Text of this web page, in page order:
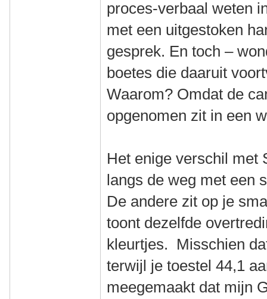
proces-verbaal weten
met een uitgestoken
gesprek. En toch –
boetes die daaruit
Waarom? Omdat de
opgenomen zit in een
Het enige verschil met
langs de weg met een
De andere zit op je
toont dezelfde
kleurtjes. Misschien
terwijl je toestel 44,1
meegemaakt dat mijn